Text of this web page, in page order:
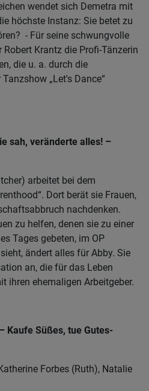
wendet sich Demetra mit
höchste Instanz: Sie betet zu
- Für seine schwungvolle
Krantz die Profi-Tänzerin
die u. a. durch die
„Let's Dance“
sah, veränderte alles! –
arbeitet bei dem
Dort berät sie Frauen,
nachdenken.
zu helfen, denen sie zu einer
Tages gebeten, im OP
ändert alles für Abby. Sie
an, die für das Leben
ihren ehemaligen Arbeitgeber.
Kaufe Süßes, tue Gutes-
Forbes (Ruth), Natalie